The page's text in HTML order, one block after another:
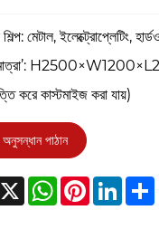
মেটাল, ইলেক্ট্রোপ্লেটিং,
মাত্রা’:
করে কাস্টমাইজ করা যায়)
অনুসন্ধান পাঠান
X WhatsAppPinterest